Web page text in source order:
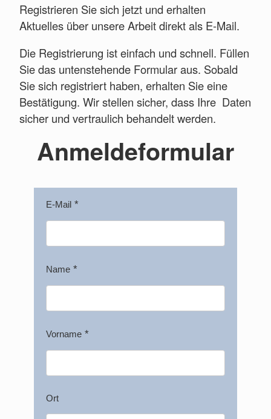
Registrieren Sie sich jetzt und erhalten
Aktuelles über unsere Arbeit direkt als E-Mail.
Die Registrierung ist einfach und schnell. Füllen
Sie das untenstehende Formular aus. Sobald
Sie sich registriert haben, erhalten Sie eine
Bestätigung. Wir stellen sicher, dass Ihre Daten
sicher und vertraulich behandelt werden.
Anmeldeformular
E-Mail
Name
Vorname
Ort